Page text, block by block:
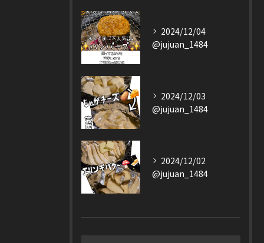
2024/12/04
@jujuan_1484
2024/12/03
@jujuan_1484
2024/12/02
@jujuan_1484